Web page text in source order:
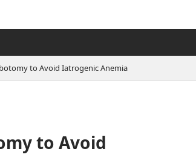
to Avoid Iatrogenic Anemia
to Avoid